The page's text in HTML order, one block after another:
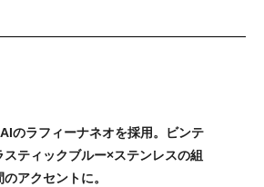
のラフィーナネオを採用。ビンテ
スティックブルー×ステンレスの組
アクセントに。